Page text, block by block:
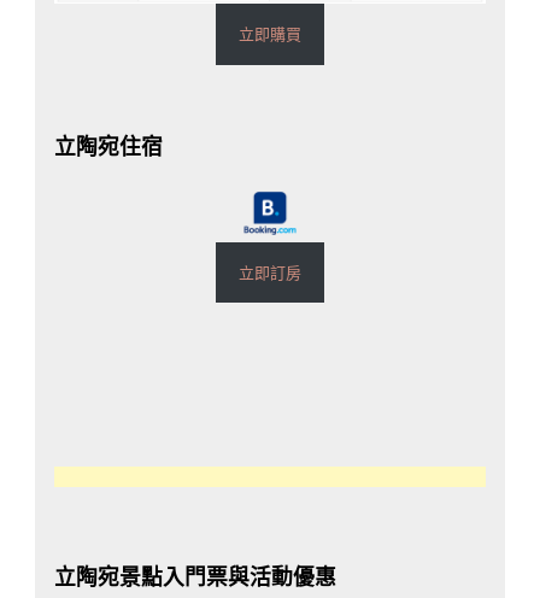
立即購買
立陶宛住宿
立即訂房
立陶宛景點入門票與活動優惠